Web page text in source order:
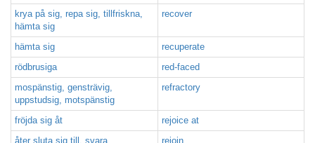
krya på sig, repa sig, tillfriskna,
hämta sig
recover
hämta sig
recuperate
rödbrusiga
red-faced
mospänstig, gensträvig,
uppstudsig, motspänstig
refractory
fröjda sig åt
rejoice at
åter sluta sig till, svara
rejoin